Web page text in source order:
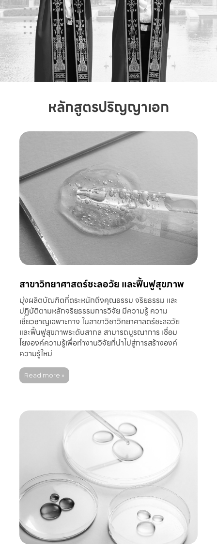
หลักสูตรปริญญาเอก
สาขาวิทยาศาสตร์ชะลอวัย และฟื้นฟูสุขภาพ
มุ่งผลิตบัณฑิตที่ตระหนักถึงคุณธรรม จริยธรรม และ
ปฏิบัติตามหลักจริยธรรมการวิจัย มีความรู้ ความ
เชี่ยวชาญเฉพาะทาง ในสาขาวิชาวิทยาศาสตร์ชะลอวัย
และฟื้นฟูสุขภาพระดับสากล สามารถบูรณาการ เชื่อม
โยงองค์ความรู้เพื่อทำงานวิจัยที่นำไปสู่การสร้างองค์
ความรู้ใหม่
Read more »